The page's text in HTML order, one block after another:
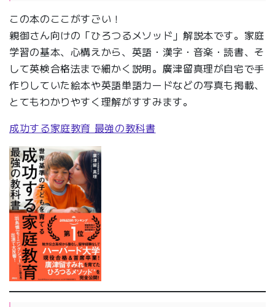
この本のここがすごい！
親御さん向けの「ひろつるメソッド」解説本です。家庭
学習の基本、心構えから、英語・漢字・音楽・読書、そ
して英検合格法まで細かく説明。廣津留真理が自宅で手
作りしていた絵本や英語単語カードなどの写真も掲載、
とてもわかりやすく理解がすすみます。
成功する家庭教育 最強の教科書